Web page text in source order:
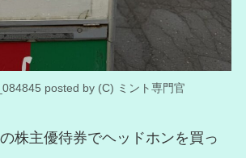
posted by (C) ミント専門官
株主優待券でヘッドホンを買っ